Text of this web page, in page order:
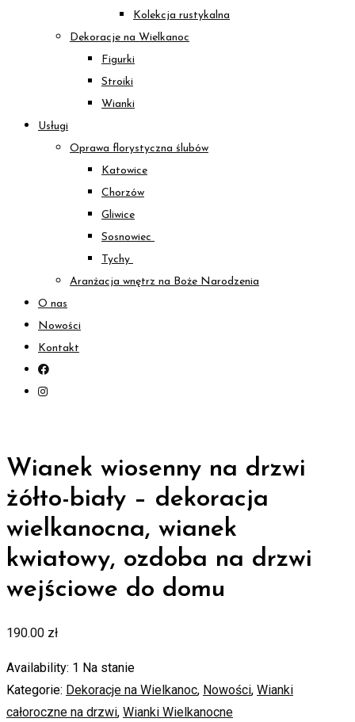
Kolekcja rustykalna
Dekoracje na Wielkanoc
Figurki
Stroiki
Wianki
Usługi
Oprawa florystyczna ślubów
Katowice
Chorzów
Gliwice
Sosnowiec
Tychy
Aranżacja wnętrz na Boże Narodzenia
O nas
Nowości
Kontakt
Wianek wiosenny na drzwi
żółto-biały – dekoracja
wielkanocna, wianek
kwiatowy, ozdoba na drzwi
wejściowe do domu
190.00 zł
Availability: 1 Na stanie
Kategorie: Dekoracje na Wielkanoc, Nowości, Wianki
całoroczne na drzwi, Wianki Wielkanocne